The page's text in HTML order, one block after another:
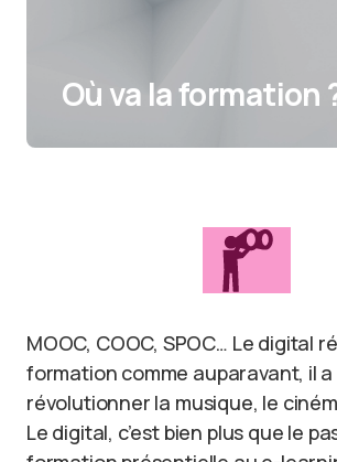
Où va la formation
MOOC, COOC, SPOC… Le digital
formation comme auparavant, il a
révolutionner la musique, le
Le digital, c’est bien plus que le